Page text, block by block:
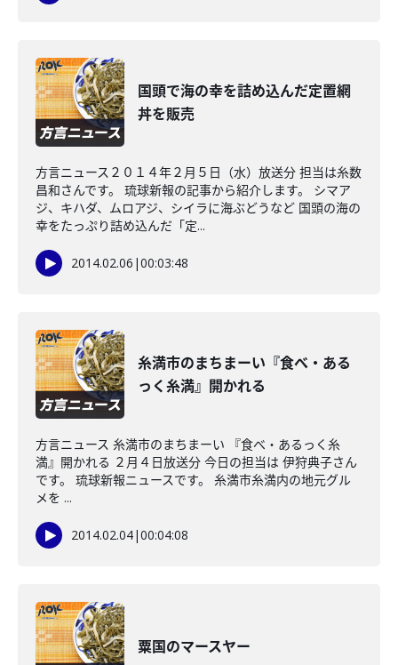
国頭で海の幸を詰め込んだ定置網
丼を販売
方言ニュース２０１４年２月５日（水）放送分 担当は糸数
昌和さんです。 琉球新報の記事から紹介します。 シマア
ジ、キハダ、ムロアジ、シイラに海ぶどうなど 国頭の海の
幸をたっぷり詰め込んだ「定...
2014.02.06 |00:03:48
糸満市のまちまーい『食べ・ある
っく糸満』開かれる
方言ニュース 糸満市のまちまーい 『食べ・あるっく糸
満』開かれる ２月４日放送分 今日の担当は 伊狩典子さん
です。 琉球新報ニュースです。 糸満市糸満内の地元グル
メを ...
2014.02.04|00:04:08
粟国のマースヤー